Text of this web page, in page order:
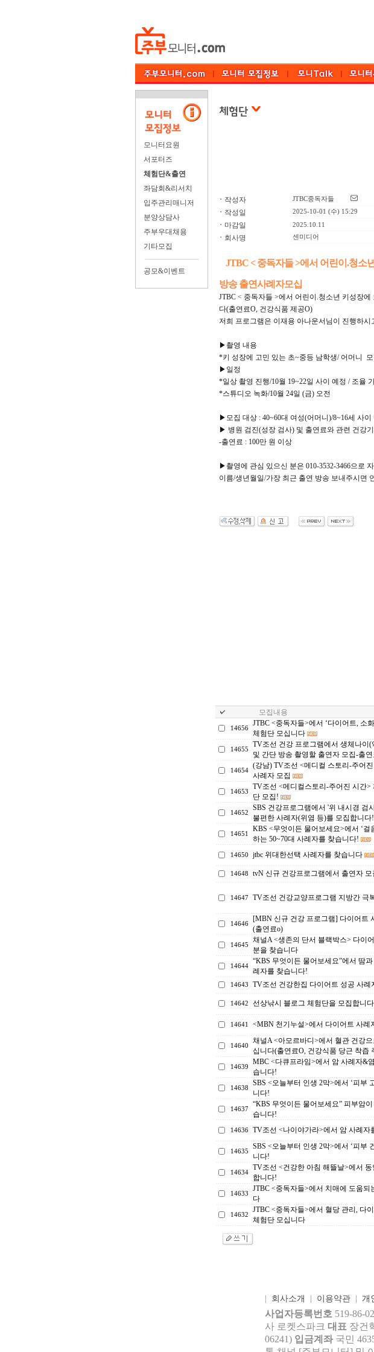
모니터요원
서포터즈
체험단&출연
좌담회&리서치
입주관리매니저
분양상담사
주부우대채용
기타모집
공모&이벤트
ㆍ 작성자 JTBC중독자들
ㆍ 작성일 2025-10-01 (수) 15:29
ㆍ 마감일 2025.10.11
ㆍ 회사명 센미디어
JTBC < 중독자들 >에서 어린이.청소
방송 출연사례자모십
JTBC < 중독자들 >에서 어린이.청소년 키성장
다(출연료O, 건강식품 제공O)
저희 프로그램은 이재용 아나운서님이 진행하
▶촬영 내용
*키 성장에 고민 있는 초~중등 남학생/ 어머니
▶일정
*일상 촬영 진행/10월 19~22일 사이 예정 / 조율
*스튜디오 녹화/10월 24일 (금) 오전
▶모집 대상 : 40~60대 여성(어머니)/8~16세 사
▶ 병원 검진(성장 검사) 및 출연료와 관련 건강
-출연료 : 100만 원 이상
▶촬영에 관심 있으신 분은 010-3532-3466으로
이름/생년월일/가장 최근 출연 방송 보내주시면
모집내용
14656
JTBC <중독자들>에서 ‘다이어트, 소
체험단 모십니다
14655
TV조선 건강 프로그램에서 생체나이(
및 간단 방송 촬영할 출연자 모집-출
14654
(강남) TV조선 <메디컬 스토리-주어
사례자 모집
14653
TV조선 <메디컬스토리-주어진 시간>
단 모집!
14652
SBS 건강프로그램에서 '위 내시경 검
불편한 사례자(위염 등)를 모집합니다!
14651
KBS <무엇이든 물어보세요>에서 ‘걸
하는 50~70대 사례자를 찾습니다!
14650 jtbc 위대한선택 사례자를 찾습니다
14648 tvN 신규 건강프로그램에서 출연자
14647 TV조선 건강교양프로그램 지방간 극
14646
[MBN 신규 건강 프로그램] 다이어트
(출연료o)
14645
채널A <생존의 단서 블랙박스> 다이
분을 찾습니다
14644
“KBS 무엇이든 물어보세요”에서 땀
례자를 찾습니다!
14643 TV조선 건강한집 다이어트 성공 사례
14642 선상낚시 블로그 체험단을 모집합니
14641 <MBN 천기누설>에서 다이어트 사례
14640
채널A <아모르바디>에서 혈관 건강
십니다(출연료O, 건강식품 당근 착즙
14639
MBC <다큐프라임>에서 암 사례자&
습니다!
14638
SBS <오늘부터 인생 2막>에서 ‘피부
니다!
14637
“KBS 무엇이든 물어보세요” 피부암
습니다!
14636 TV조선 <나이야가라>에서 암 사례자
14635
SBS <오늘부터 인생 2막>에서 ‘피부
니다!
14634
TV조선 <건강한 아침 해뜰날>에서
합니다!
14633
JTBC <중독자들>에서 치매에 도움되
다
14632
JTBC <중독자들>에서 혈당 관리, 다
체험단 모십니다
회사소개 이용약관| 개
사업자등록번호 519-86-
사 로켓스파크 대표 장건
06241) 입금계좌 국민